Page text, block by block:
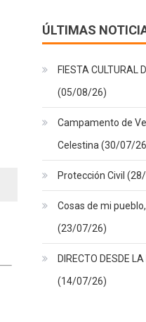
ÚLTIMAS
FIESTA CULTURAL
(05/08/26)
Campamento de
Celestina (30/07/
Protección Civil
Cosas de mi
(23/07/26)
DIRECTO DESDE
(14/07/26)